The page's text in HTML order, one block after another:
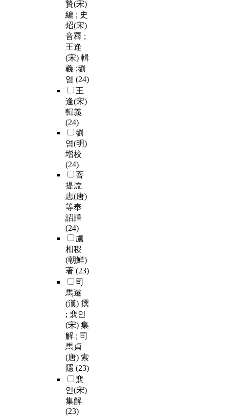
贄(宋)
編 ; 史
炤(宋)
音釋 ;
王逢
(宋) 輯
義 ;劉
염 (24)
王
逢(宋)
輯義
(24)
劉
염(明)
增校
(24)
菩
提流
志(唐)
等奉
詔譯
(24)
盧
相稷
(朝鮮)
著 (23)
司
馬遷
(漢) 撰
; 裵인
(宋) 集
解 ; 司
馬貞
(唐) 索
隱 (23)
裵
인(宋)
集解
(23)